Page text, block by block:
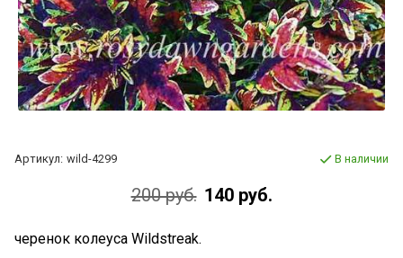
Артикул: wild-4299 В наличии
200 руб. 140 руб.
черенок колеуса Wildstreak.